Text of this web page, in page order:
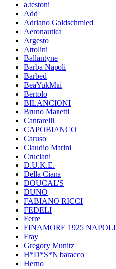
a.testoni
Add
Adriano Goldschmied
Aeronautica
Argesto
Attolini
Ballantyne
Barba Napoli
Barbed
BeaYukMui
Bertolo
BILANCIONI
Bruno Manetti
Cantarelli
CAPOBIANCO
Caruso
Claudio Marini
Cruciani
D.U.K.E.
Della Ciana
DOUCAL'S
DUNO
FABIANO RICCI
FEDELI
Ferre
FINAMORE 1925 NAPOLI
Fray
Gregory Munitz
H*D*S*N baracco
Herno